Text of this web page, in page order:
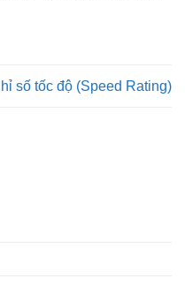
số tốc độ (Speed Rating)